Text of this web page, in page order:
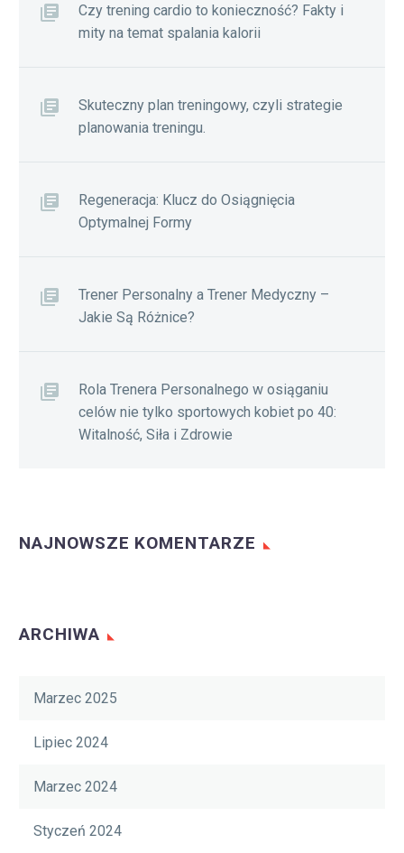
Czy trening cardio to konieczność? Fakty i
mity na temat spalania kalorii
Skuteczny plan treningowy, czyli strategie
planowania treningu.
Regeneracja: Klucz do Osiągnięcia
Optymalnej Formy
Trener Personalny a Trener Medyczny –
Jakie Są Różnice?
Rola Trenera Personalnego w osiąganiu
celów nie tylko sportowych kobiet po 40:
Witalność, Siła i Zdrowie
NAJNOWSZE KOMENTARZE
ARCHIWA
Marzec 2025
Lipiec 2024
Marzec 2024
Styczeń 2024